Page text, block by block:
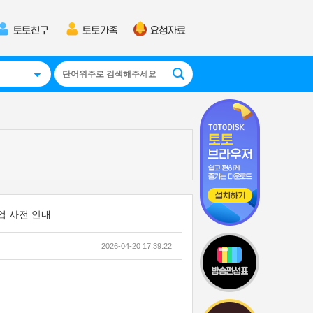
사전 안내
2026-04-20 17:39:22